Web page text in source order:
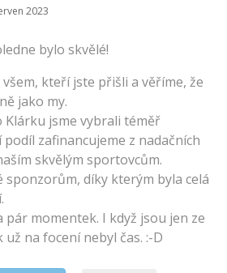
2023
bylo skvělé!
kteří jste přišli a věříme, že
jako my.
jsme vybrali téměř
podíl zafinancujeme z nadačních
skvělým sportovcům.
sponzorům, díky kterým byla celá
pár momentek. I když jsou jen ze
už na focení nebyl čas. :-D